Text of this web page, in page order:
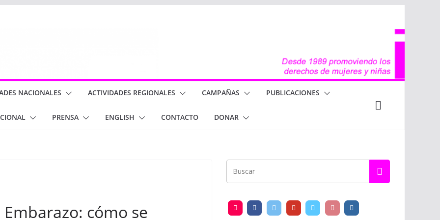
NACIONALES ACTIVIDADES REGIONALES CAMPAÑAS PUBLICACIONES
PRENSA ENGLISH CONTACTO DONAR
cómo se